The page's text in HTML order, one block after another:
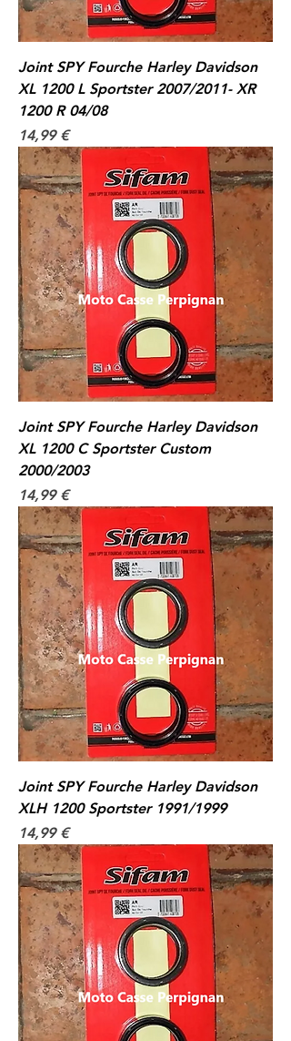
Joint SPY Fourche Harley Davidson
XL 1200 L Sportster 2007/2011- XR
1200 R 04/08
Prix
14,99 €
Joint SPY Fourche Harley Davidson
XL 1200 C Sportster Custom
2000/2003
Prix
14,99 €
Joint SPY Fourche Harley Davidson
XLH 1200 Sportster 1991/1999
Prix
14,99 €